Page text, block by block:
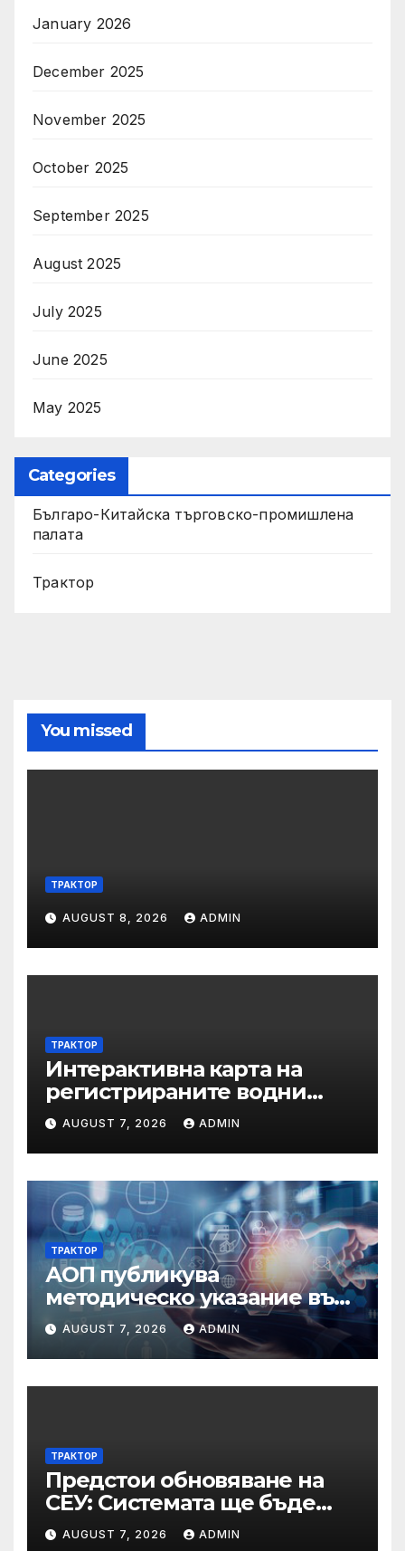
January 2026
December 2025
November 2025
October 2025
September 2025
August 2025
July 2025
June 2025
May 2025
Categories
Българо-Китайска търговско-промишлена
палата
Трактор
You missed
ТРАКТОР
AUGUST 8, 2026 ADMIN
ТРАКТОР
Интерактивна карта на
регистрираните водни
бази по Черноморието за
летния сезон на 2026 г.
AUGUST 7, 2026 ADMIN
ТРАКТОР
АОП публикува
методическо указание във
връзка с промени в
основанията за
задължително
отстраняване на кандидати
AUGUST 7, 2026 ADMIN
ТРАКТОР
Предстои обновяване на
СЕУ: Системата ще бъде
временно недостъпна на 10
AUGUST 7, 2026 ADMIN